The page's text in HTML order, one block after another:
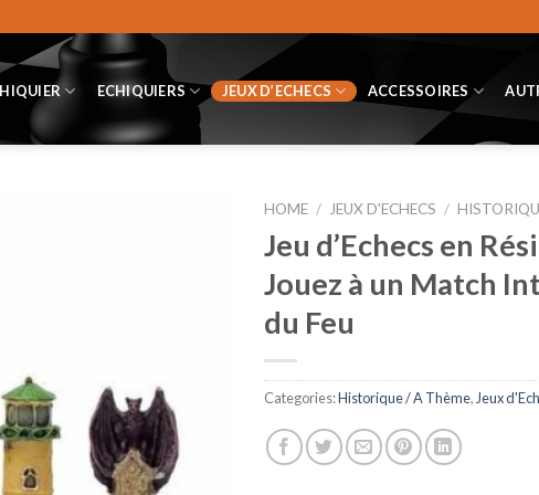
ECHIQUIERS JEUX D’ECHECS ACCESSOIRES
HOME / JEUX D'ECHECS /
Jeu d’Echecs en
Jouez à un Match
du Feu
Categories:Historique / A Thème, Jeux